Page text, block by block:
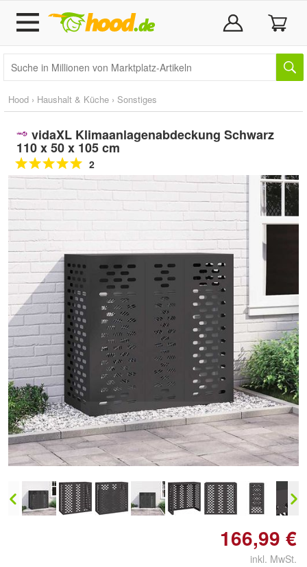
Hood › Haushalt & Küche › Sonstiges
vidaXL Klimaanlagenabdeckung Schwarz
110 x 50 x 105 cm
2
Doppelt antippen zum
vergrößern
166,99 €
inkl. MwSt.